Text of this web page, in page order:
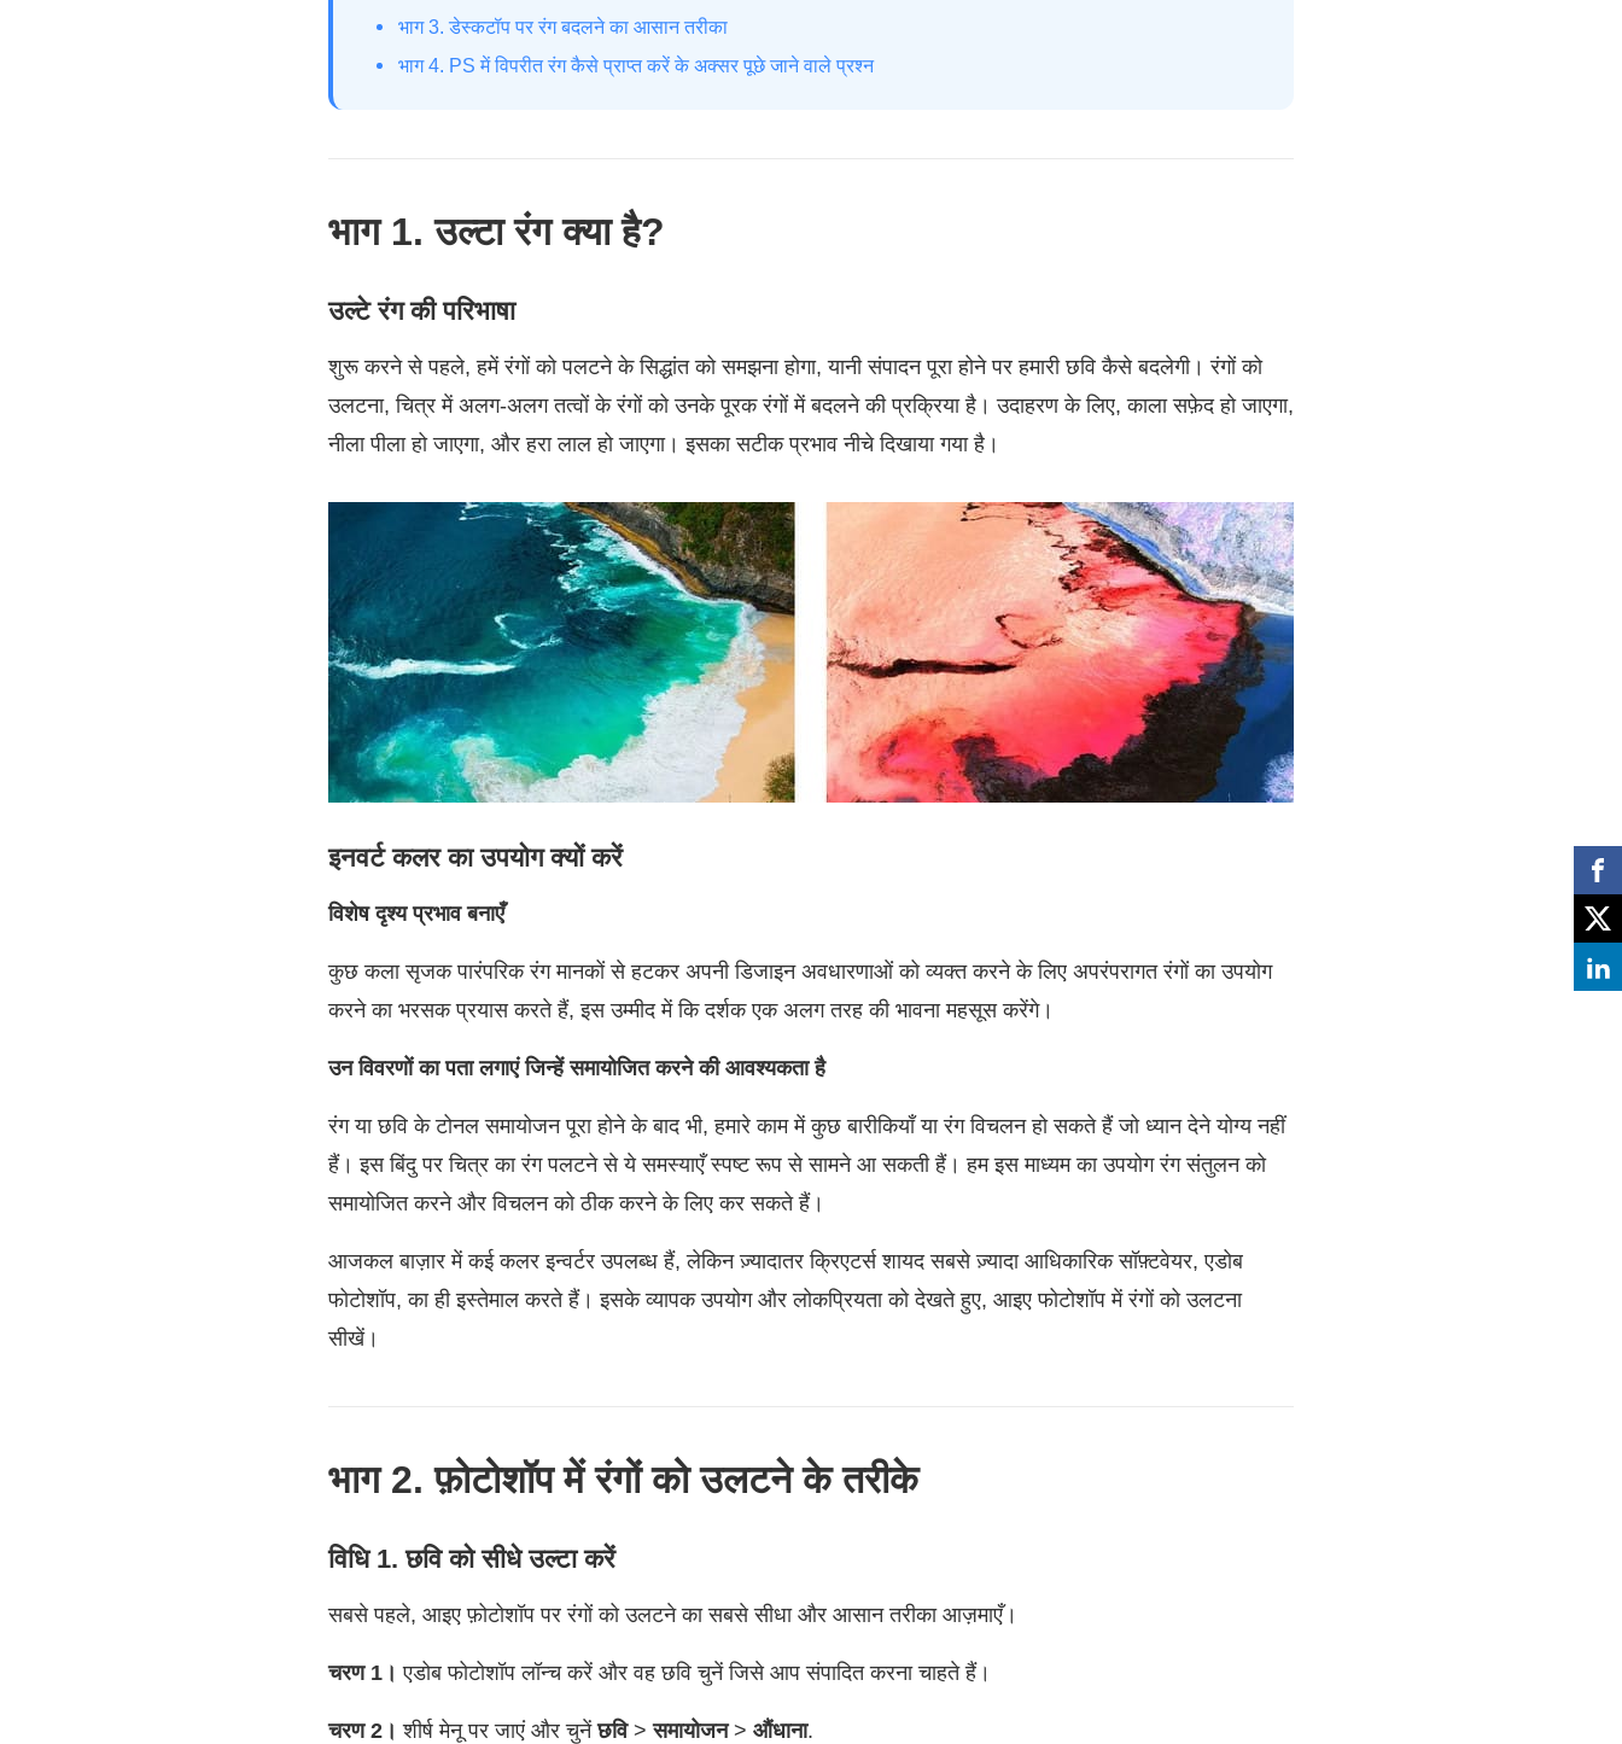
भाग 3. डेस्कटॉप पर रंग बदलने का आसान तरीका
भाग 4. PS में विपरीत रंग कैसे प्राप्त करें के अक्सर पूछे जाने वाले प्रश्न
भाग 1. उल्टा रंग क्या है?
उल्टे रंग की परिभाषा
शुरू करने से पहले, हमें रंगों को पलटने के सिद्धांत को समझना होगा, यानी संपादन पूरा होने पर हमारी छवि कैसे बदलेगी। रंगों को
उलटना, चित्र में अलग-अलग तत्वों के रंगों को उनके पूरक रंगों में बदलने की प्रक्रिया है। उदाहरण के लिए, काला सफ़ेद हो जाएगा,
नीला पीला हो जाएगा, और हरा लाल हो जाएगा। इसका सटीक प्रभाव नीचे दिखाया गया है।
इनवर्ट कलर का उपयोग क्यों करें
विशेष दृश्य प्रभाव बनाएँ
कुछ कला सृजक पारंपरिक रंग मानकों से हटकर अपनी डिजाइन अवधारणाओं को व्यक्त करने के लिए अपरंपरागत रंगों का उपयोग
करने का भरसक प्रयास करते हैं, इस उम्मीद में कि दर्शक एक अलग तरह की भावना महसूस करेंगे।
उन विवरणों का पता लगाएं जिन्हें समायोजित करने की आवश्यकता है
रंग या छवि के टोनल समायोजन पूरा होने के बाद भी, हमारे काम में कुछ बारीकियाँ या रंग विचलन हो सकते हैं जो ध्यान देने योग्य नहीं
हैं। इस बिंदु पर चित्र का रंग पलटने से ये समस्याएँ स्पष्ट रूप से सामने आ सकती हैं। हम इस माध्यम का उपयोग रंग संतुलन को
समायोजित करने और विचलन को ठीक करने के लिए कर सकते हैं।
आजकल बाज़ार में कई कलर इन्वर्टर उपलब्ध हैं, लेकिन ज़्यादातर क्रिएटर्स शायद सबसे ज़्यादा आधिकारिक सॉफ़्टवेयर, एडोब
फोटोशॉप, का ही इस्तेमाल करते हैं। इसके व्यापक उपयोग और लोकप्रियता को देखते हुए, आइए फोटोशॉप में रंगों को उलटना
सीखें।
भाग 2. फ़ोटोशॉप में रंगों को उलटने के तरीके
विधि 1. छवि को सीधे उल्टा करें
सबसे पहले, आइए फ़ोटोशॉप पर रंगों को उलटने का सबसे सीधा और आसान तरीका आज़माएँ।
चरण 1। एडोब फोटोशॉप लॉन्च करें और वह छवि चुनें जिसे आप संपादित करना चाहते हैं।
चरण 2। शीर्ष मेनू पर जाएं और चुनेंछवि>समायोजन> औंधाना.